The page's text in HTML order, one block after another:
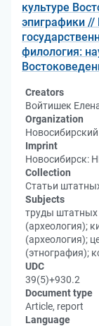
культуре
эпиграфики //
филология:
Creators
Войтишек
Organization
Imprint
Новосибирск:
Collection
Статьи
Subjects
труды штатных
(археология);
(археология);
(этнография);
UDC
39(5)+930.2
Document type
Article, report
Language